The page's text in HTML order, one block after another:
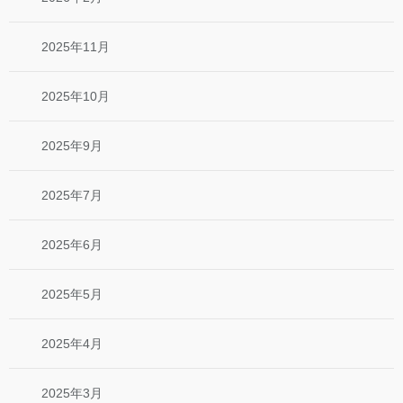
2025年11月
2025年10月
2025年9月
2025年7月
2025年6月
2025年5月
2025年4月
2025年3月